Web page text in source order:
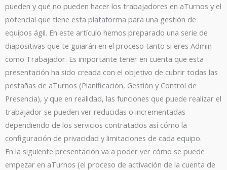
pueden y qué no pueden hacer los trabajadores en aTurnos y el
potencial que tiene esta plataforma para una gestión de
equipos ágil. En este artículo hemos preparado una serie de
diapositivas que te guiarán en el proceso tanto si eres Admin
como Trabajador. Es importante tener en cuenta que esta
presentación ha sido creada con el objetivo de cubrir todas las
pestañas de aTurnos (Planificación, Gestión y Control de
Presencia), y que en realidad, las funciones que puede realizar el
trabajador se pueden ver reducidas o incrementadas
dependiendo de los servicios contratados así cómo la
configuración de privacidad y limitaciones de cada equipo.
En la siguiente presentación va a poder ver cómo se puede
empezar en aTurnos (el proceso de activación de la cuenta de